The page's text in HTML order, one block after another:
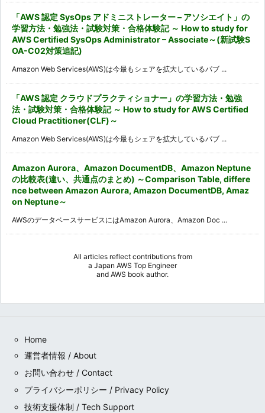
「AWS 認定 SysOps アドミニストレーター – アソシエイト」の
学習方法・勉強法・試験対策・合格体験記 ～ How to study for
AWS Certified SysOps Administrator – Associate～(新試験S
OA-C02対策追記)
Amazon Web Services(AWS)は今最もシェアを拡大しているパブ ...
「AWS 認定 クラウドプラクティショナー」の学習方法・勉強
法・試験対策・合格体験記 ～ How to study for AWS Certified
Cloud Practitioner(CLF)～
Amazon Web Services(AWS)は今最もシェアを拡大しているパブ ...
Amazon Aurora、Amazon DocumentDB、Amazon Neptune
の比較表(違い、共通点のまとめ) ～Comparison Table, differe
nce between Amazon Aurora, Amazon DocumentDB, Amaz
on Neptune～
AWSのデータベースサービスにはAmazon Aurora、Amazon Doc ...
All articles reflect contributions from
a Japan AWS Top Engineer
and AWS book author.
Home
運営者情報 / About
お問い合わせ / Contact
プライバシーポリシー / Privacy Policy
技術支援体制 / Tech Support